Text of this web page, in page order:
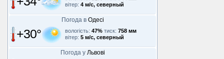
вітер: 4 м/с, северный
Погода в Одесі
+30° вологість: 47% тиск: 758 мм
вітер: 5 м/с, северный
Погода у Львові